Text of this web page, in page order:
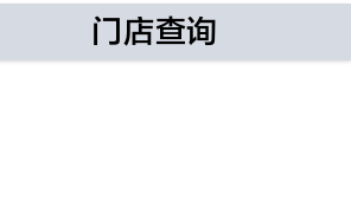
门店查询